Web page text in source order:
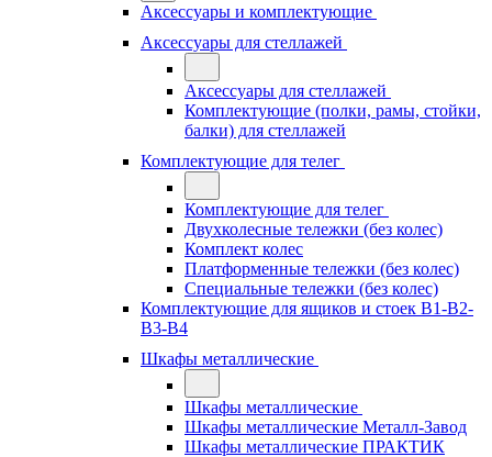
Аксессуары и комплектующие
Аксессуары для стеллажей
Аксессуары для стеллажей
Комплектующие (полки, рамы, стойки,
балки) для стеллажей
Комплектующие для телег
Комплектующие для телег
Двухколесные тележки (без колес)
Комплект колес
Платформенные тележки (без колес)
Специальные тележки (без колес)
Комплектующие для ящиков и стоек В1-В2-
В3-В4
Шкафы металлические
Шкафы металлические
Шкафы металлические Металл-Завод
Шкафы металлические ПРАКТИК